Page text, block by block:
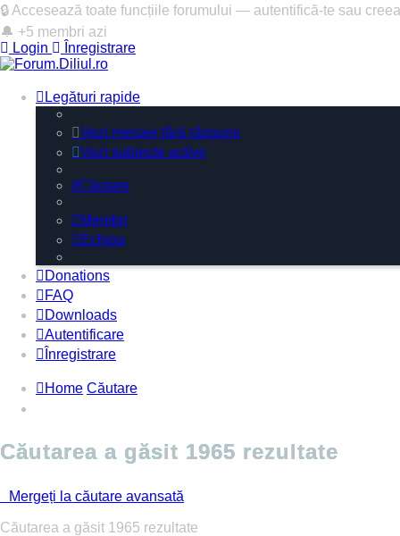
🔒 Accesează toate funcțiile forumului — autentifică-te sau
🔔 +5 membri azi
Login
Înregistrare
Legături rapide
Vezi mesaje fără răspuns
Vezi subiecte active
Căutare
Membri
Echipa
Donations
FAQ
Downloads
Autentificare
Înregistrare
Home Căutare
Căutarea a găsit 1965 rezultate
Mergeți la căutare avansată
Căutarea a găsit 1965 rezultate